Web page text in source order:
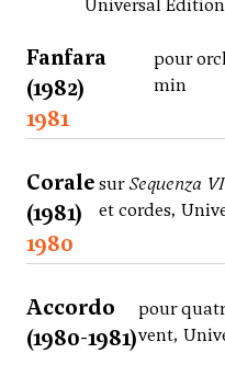
Universal
Fanfara
(1982)
pour
min
1981
Corale
(1981)
surSequenza
et cordes,
1980
Accordo
(1980-1981)
pour
vent,